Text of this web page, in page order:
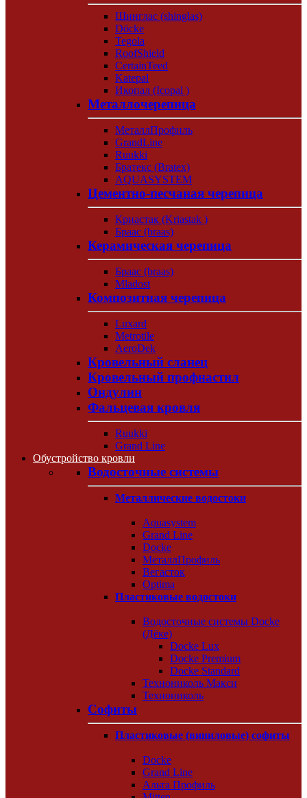
Шинглас (shinglas)
Döcke
Tegola
RoofShield
CertainTeed
Katepal
Икопал (Icopal )
Металлочерепица
МеталлПрофиль
GrandLine
Ruukki
Братекс (Bratex)
AQUASYSTEM
Цементно-песчаная черепица
Криастак (Kriastak )
Браас (braas)
Керамическая черепица
Браас (braas)
Mladost
Композитная черепица
Luxard
Metrotile
AeroDek
Кровельный сланец
Кровельный профнастил
Ондулин
Фальцевая кровля
Ruukki
Grand Line
Обустройство кровли
Водосточные системы
Металлические водостоки
Aquasystem
Grand Line
Docke
МеталлПрофиль
Вегасток
Optima
Пластиковые водостоки
Водосточные системы Docke
(Дёке)
Docke Lux
Docke Premium
Docke Standard
Технониколь Макси
Технониколь
Софиты
Пластиковые (виниловые) софиты
Docke
Grand Line
Альта Профиль